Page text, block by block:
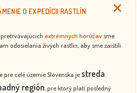
O EXPEDÍCII RASTLÍN
pretrvávajúcich extrémnych horúčav sme
odosielania živých rastlín, aby sme zaistili
celé územie Slovenska jestreda
región , pre ktorý platí posledný